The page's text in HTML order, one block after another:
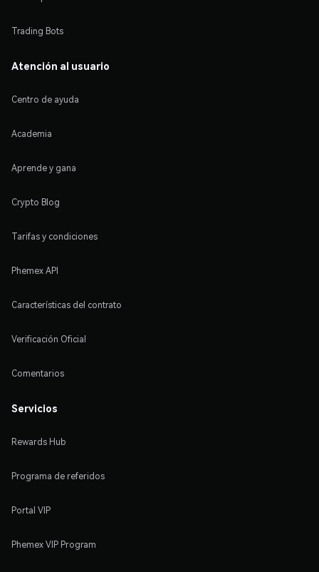
Trading Bots
Atención al usuario
Centro de ayuda
Academia
Aprende y gana
Crypto Blog
Tarifas y condiciones
Phemex API
Características del contrato
Verificación Oficial
Comentarios
Servicios
Rewards Hub
Programa de referidos
Portal VIP
Phemex VIP Program